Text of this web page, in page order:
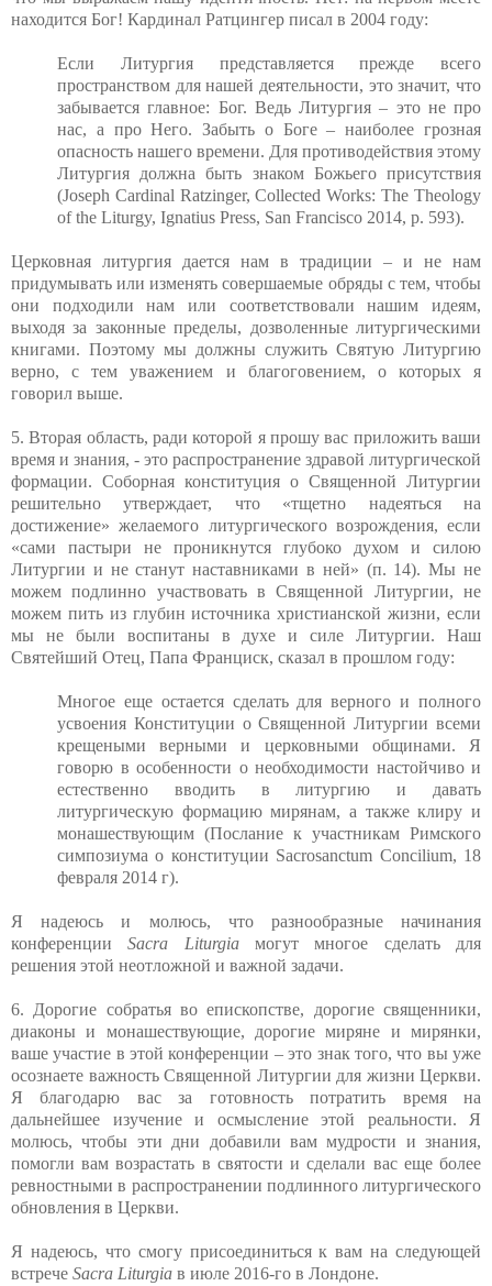
находится Бог! Кардинал Ратцингер писал в 2004 году:
Если Литургия представляется прежде всего
пространством для нашей деятельности, это значит, что
забывается главное: Бог. Ведь Литургия – это не про
нас, а про Него. Забыть о Боге – наиболее грозная
опасность нашего времени. Для противодействия этому
Литургия должна быть знаком Божьего присутствия
(Joseph Cardinal Ratzinger, Collected Works: The Theology
of the Liturgy, Ignatius Press, San Francisco 2014, p. 593).
Церковная литургия дается нам в традиции – и не нам
придумывать или изменять совершаемые обряды с тем, чтобы
они подходили нам или соответствовали нашим идеям,
выходя за законные пределы, дозволенные литургическими
книгами. Поэтому мы должны служить Святую Литургию
верно, с тем уважением и благоговением, о которых я
говорил выше.
5. Вторая область, ради которой я прошу вас приложить ваши
время и знания, - это распространение здравой литургической
формации. Соборная конституция о Священной Литургии
решительно утверждает, что «тщетно надеяться на
достижение» желаемого литургического возрождения, если
«сами пастыри не проникнутся глубоко духом и силою
Литургии и не станут наставниками в ней» (п. 14). Мы не
можем подлинно участвовать в Священной Литургии, не
можем пить из глубин источника христианской жизни, если
мы не были воспитаны в духе и силе Литургии. Наш
Святейший Отец, Папа Франциск, сказал в прошлом году:
Многое еще остается сделать для верного и полного
усвоения Конституции о Священной Литургии всеми
крещеными верными и церковными общинами. Я
говорю в особенности о необходимости настойчиво и
естественно вводить в литургию и давать
литургическую формацию мирянам, а также клиру и
монашествующим (Послание к участникам Римского
симпозиума о конституции Sacrosanctum Concilium, 18
февраля 2014 г).
Я надеюсь и молюсь, что разнообразные начинания
конференцииSacra Liturgia
могут многое сделать для
решения этой неотложной и важной задачи.
6. Дорогие собратья во епископстве, дорогие священники,
диаконы и монашествующие, дорогие миряне и мирянки,
ваше участие в этой конференции – это знак того, что вы уже
осознаете важность Священной Литургии для жизни Церкви.
Я благодарю вас за готовность потратить время на
дальнейшее изучение и осмысление этой реальности. Я
молюсь, чтобы эти дни добавили вам мудрости и знания,
помогли вам возрастать в святости и сделали вас еще более
ревностными в распространении подлинного литургического
обновления в Церкви.
Я надеюсь, что смогу присоединиться к вам на следующей
встрече Sacra Liturgia в июле 2016-го в Лондоне.